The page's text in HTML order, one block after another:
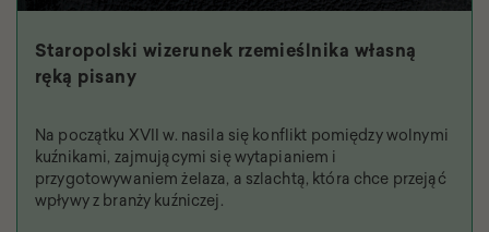
Staropolski wizerunek rzemieślnika własną
ręką pisany
Na początku XVII w. nasila się konflikt pomiędzy wolnymi
kuźnikami, zajmującymi się wytapianiem i
przygotowywaniem żelaza, a szlachtą, która chce przejąć
wpływy z branży kuźniczej.